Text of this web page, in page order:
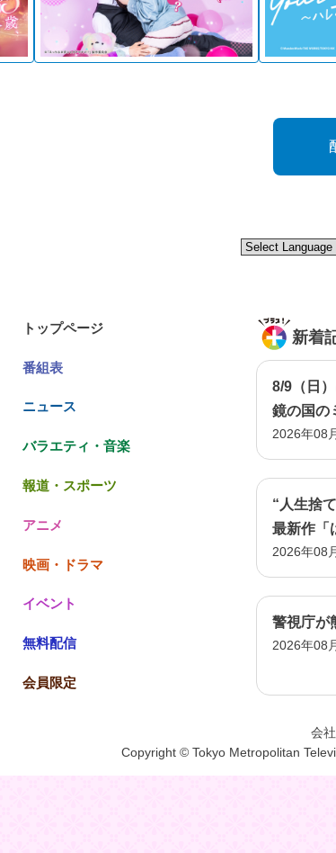
トップページ
番組表
ニュース
バラエティ・音楽
報道・スポーツ
アニメ
映画・ドラマ
イベント
無料配信
会員限定
新着
8/9（日
鏡の国の
『名探偵
2026年08
“人生捨
最新作「
2026年08
警視庁が
2026年08
会
Copyright © Tokyo Metropolitan